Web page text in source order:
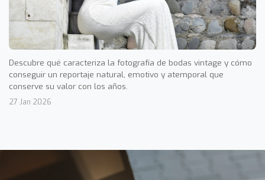
Descubre qué caracteriza la fotografía de bodas vintage y cómo
conseguir un reportaje natural, emotivo y atemporal que
conserve su valor con los años.
27 Jan 2026